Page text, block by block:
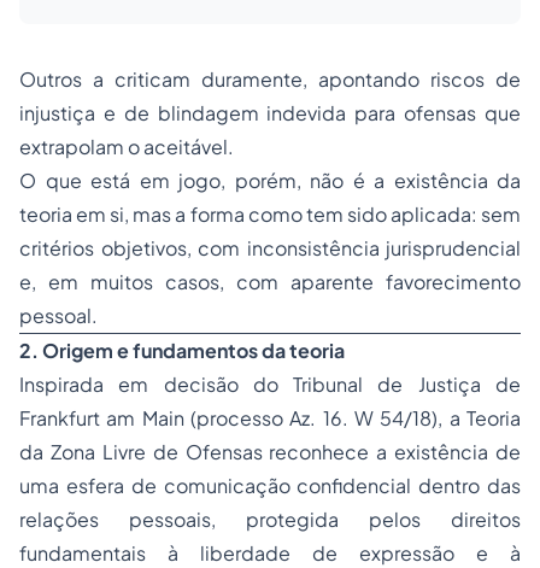
Outros a criticam duramente, apontando riscos de
injustiça e de blindagem indevida para ofensas que
extrapolam o aceitável.
O que está em jogo, porém, não é a existência da
teoria em si, mas a forma como tem sido aplicada: sem
critérios objetivos, com inconsistência jurisprudencial
e, em muitos casos, com aparente favorecimento
pessoal.
2. Origem e fundamentos da teoria
Inspirada em decisão do Tribunal de Justiça de
Frankfurt am Main (processo Az. 16. W 54/18), a Teoria
da Zona Livre de Ofensas reconhece a existência de
uma esfera de comunicação confidencial dentro das
relações pessoais, protegida pelos direitos
fundamentais à liberdade de expressão e à